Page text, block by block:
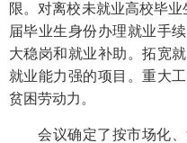
限。对离校未就业高校毕
届毕业生身份办理就业手
大稳岗和就业补助。拓宽
就业能力强的项目。重大
贫困劳动力。
会议确定了按市场化